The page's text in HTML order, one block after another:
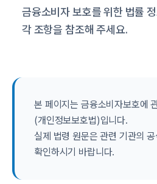
금융소비자 보호를 위한 법률
각 조항을 참조해 주세요.
본 페이지는 금융소비자보호에
(개인정보보호법)입니다.
실제 법령 원문은 관련 기관의
확인하시기 바랍니다.